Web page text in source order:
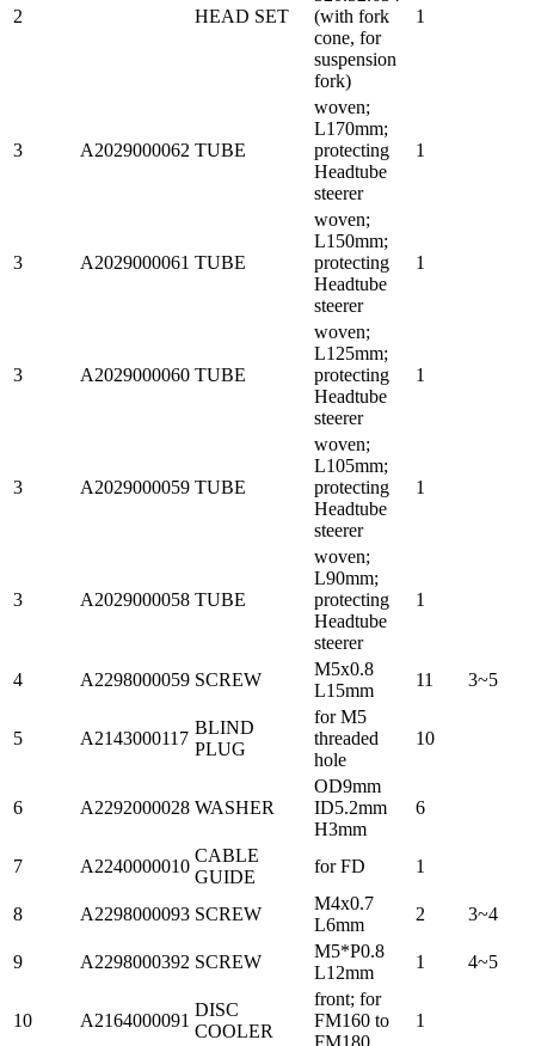
2 HEAD SET
(with fork
cone, for
suspension
fork)
1
3 A2029000062 TUBE
woven;
L170mm;
protecting
Headtube
steerer
1
3 A2029000061 TUBE
woven;
L150mm;
protecting
Headtube
steerer
1
3 A2029000060 TUBE
woven;
L125mm;
protecting
Headtube
steerer
1
3 A2029000059 TUBE
woven;
L105mm;
protecting
Headtube
steerer
1
3 A2029000058 TUBE
woven;
L90mm;
protecting
Headtube
steerer
1
4 A2298000059 SCREW
M5x0.8
L15mm
11 3~5
5 A2143000117
BLIND
PLUG
for M5
threaded
hole
10
6 A2292000028 WASHER
OD9mm
ID5.2mm
H3mm
6
7 A2240000010
CABLE
GUIDE
for FD 1
8 A2298000093 SCREW
M4x0.7
L6mm
2 3~4
9 A2298000392 SCREW
M5*P0.8
L12mm
1 4~5
10 A2164000091
DISC
COOLER
front; for
FM160 to
1